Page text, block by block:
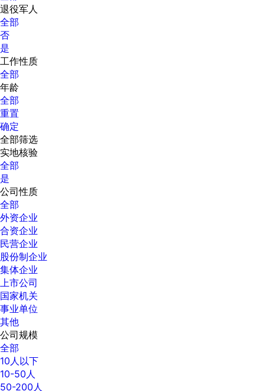
退役军人
全部
否
是
工作性质
全部
年龄
全部
重置
确定
全部筛选
实地核验
全部
是
公司性质
全部
外资企业
合资企业
民营企业
股份制企业
集体企业
上市公司
国家机关
事业单位
其他
公司规模
全部
10人以下
10-50人
50-200人